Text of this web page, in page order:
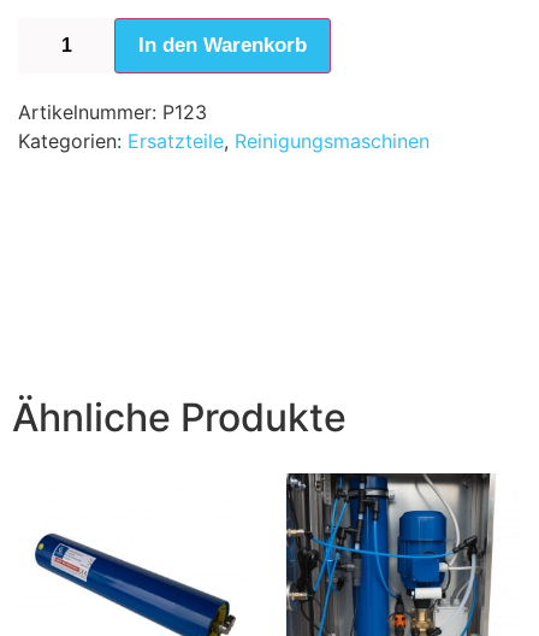
In den Warenkorb
Artikelnummer: P123
Kategorien: Ersatzteile, Reinigungsmaschinen
Ähnliche Produkte